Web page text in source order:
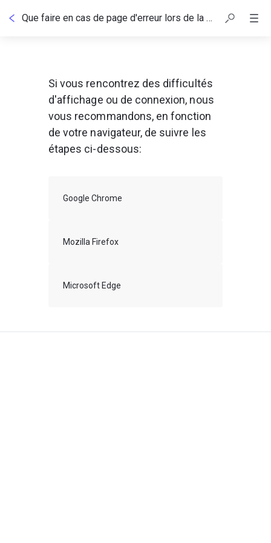
Que faire en cas de page d'erreur lors de la connexion à Digiposte ?
Si vous rencontrez des difficultés
d'affichage ou de connexion, nous
vous recommandons, en fonction
de votre navigateur, de suivre les
étapes ci-dessous:
Google Chrome
Mozilla Firefox
Microsoft Edge